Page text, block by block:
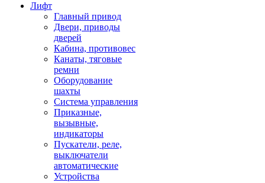
Лифт
Главный привод
Двери, приводы
дверей
Кабина, противовес
Канаты, тяговые
ремни
Оборудование
шахты
Система управления
Приказные,
вызывные,
индикаторы
Пускатели, реле,
выключатели
автоматические
Устройства